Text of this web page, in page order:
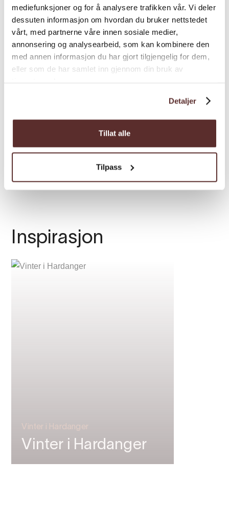
mediefunksjoner og for å analysere trafikken vår. Vi deler
dessuten informasjon om hvordan du bruker nettstedet
vårt, med partnerne våre innen sosiale medier,
annonsering og analysearbeid, som kan kombinere den
med annen informasjon du har gjort tilgjengelig for dem,
eller som de har samlet inn gjennom din bruk av
Detaljer
Tillat alle
Tilpass
Pris*
*Pris frå
Inspirasjon
Vinter i Hardanger
Vinter i Hardanger